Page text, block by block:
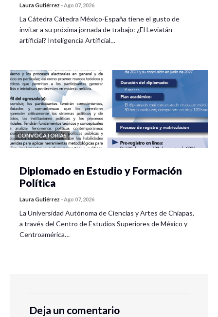
Laura Gutiérrez -Ago 07, 2026
La Cátedra Cátedra México-España tiene el gusto de
invitar a su próxima jornada de trabajo: ¿El Leviatán
artificial? Inteligencia Artificial…
CONVOCATORIAS
Diplomado en Estudio y Formación
Política
Laura Gutiérrez -Ago 07, 2026
La Universidad Autónoma de Ciencias y Artes de Chiapas,
a través del Centro de Estudios Superiores de México y
Centroamérica…
Deja un comentario